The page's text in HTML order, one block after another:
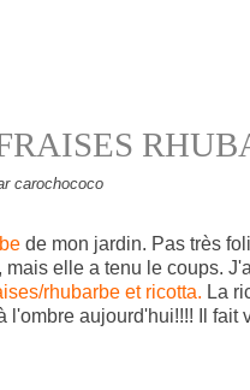
carochococo
de mon jardin. Pas très
mais elle a tenu le coups.
rhubarbe et ricotta. La
l'ombre aujourd'hui!!!! Il